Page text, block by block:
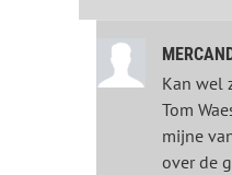
Kan wel
Tom
mijne
over de